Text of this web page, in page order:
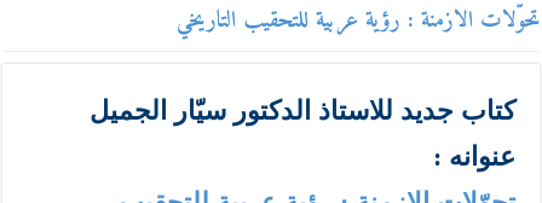
تحوّلات الازمنة : رؤية عربية للتحقيب التاريخي
كتاب جديد للاستاذ الدكتور سيّار الجميل
عنوانه :